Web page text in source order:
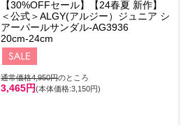
【30%OFFセール】【24春夏 新作】
＜公式＞ALGY(アルジー）ジュニア シ
アーパールサンダル-AG3936
20cm-24cm
通常価格4,950円のところ
3,465円(本体価格:3,150円)